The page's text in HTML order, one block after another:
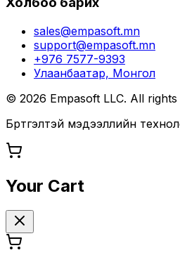
sales@empasoft.mn
support@empasoft.mn
+976 7577-9393
Улаанбаатар, Монгол
© 2026 Empasoft LLC. All
Бүртгэлтэй мэдээллийн
Your Cart